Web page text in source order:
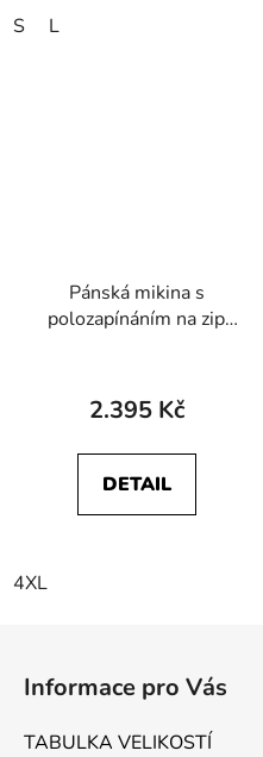
S L
Pánská mikina s
polozapínáním na zip
2.395 Kč
DETAIL
4XL
Informace pro Vás
TABULKA VELIKOSTÍ